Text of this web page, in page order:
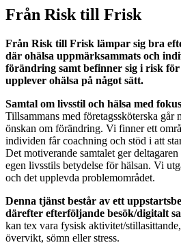
Från Risk till Frisk
Från Risk till Frisk lämpar sig bra
där ohälsa uppmärksammats och
förändring samt befinner sig i risk för
upplever ohälsa på något sätt.
Samtal om livsstil och hälsa med
Tillsammans med företagssköterska går
önskan om förändring. Vi finner ett
individen får coachning och stöd i att
Det motiverande samtalet ger
egen livsstils betydelse för hälsan. Vi
och det upplevda problemområdet.
Denna tjänst består av ett
därefter efterföljande besök/digitalt
kan tex vara fysisk aktivitet/
övervikt, sömn eller stress.